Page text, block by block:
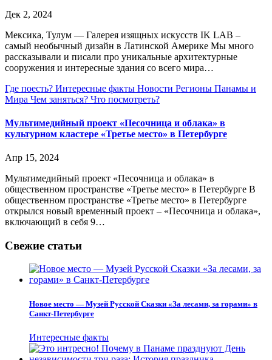
Дек 2, 2024
Мексика, Тулум — Галерея изящных искусств IK LAB –
самый необычный дизайн в Латинской Америке Мы много
рассказывали и писали про уникальные архитектурные
сооружения и интересные здания со всего мира…
Где поесть? Интересные факты Новости Регионы Панамы и
Мира Чем заняться? Что посмотреть?
Мультимедийный проект «Песочница и облака» в
культурном кластере «Третье место» в Петербурге
Апр 15, 2024
Мультимедийный проект «Песочница и облака» в
общественном пространстве «Третье место» в Петербурге В
общественном пространстве «Третье место» в Петербурге
открылся новый временный проект – «Песочница и облака»,
включающий в себя 9…
Свежие статьи
Новое место — Музей Русской Сказки «За лесами, за горами» в
Санкт-Петербурге
Интересные факты